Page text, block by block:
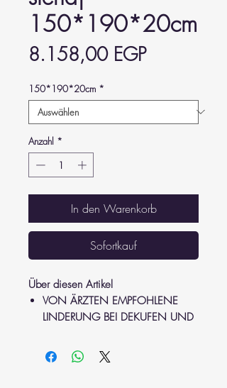
150*190*20cm
8.158,00 EGPPreis
150*190*20cm *
Anzahl *
In den Warenkorb
Sofortkauf
Über diesen Artikel
VON ÄRZTEN EMPFOHLENE
LINDERUNG BEI DEKUFEN UND
Wechseldruckmatratze lindert
Dekupen und Geschwüre, die